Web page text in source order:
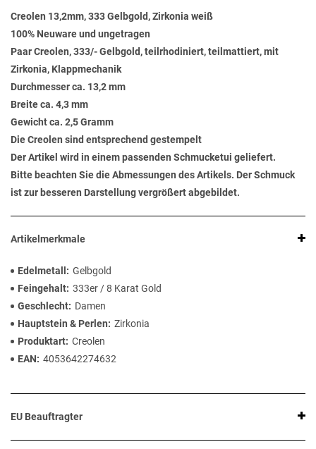
Creolen 13,2mm, 333 Gelbgold, Zirkonia weiß
100% Neuware und ungetragen
Paar Creolen, 333/- Gelbgold, teilrhodiniert, teilmattiert, mit
Zirkonia, Klappmechanik
Durchmesser ca. 13,2 mm
Breite ca. 4,3 mm
Gewicht ca. 2,5 Gramm
Die Creolen sind entsprechend gestempelt
Der Artikel wird in einem passenden Schmucketui geliefert.
Bitte beachten Sie die Abmessungen des Artikels. Der Schmuck
ist zur besseren Darstellung vergrößert abgebildet.
Artikelmerkmale
Edelmetall
Gelbgold
Feingehalt 333er / 8 Karat Gold
Geschlecht
Damen
Hauptstein & Perlen
Zirkonia
Produktart Creolen
EAN
4053642274632
EU Beauftragter